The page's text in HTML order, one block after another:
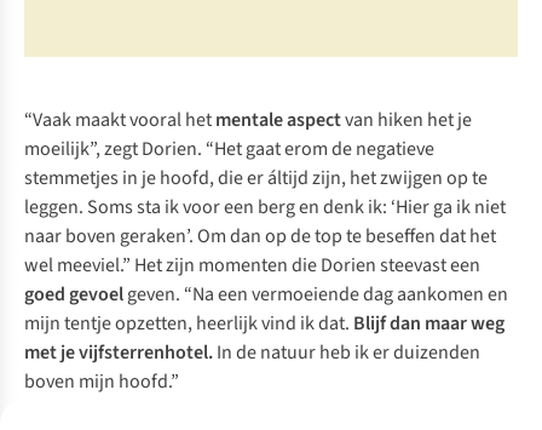
“Vaak maakt vooral hetmentale aspectvan hiken het je
moeilijk”, zegt Dorien. “Het gaat erom de negatieve
stemmetjes in je hoofd, die er áltijd zijn, het zwijgen op te
leggen. Soms sta ik voor een berg en denk ik: ‘Hier ga ik niet
naar boven geraken’. Om dan op de top te beseffen dat het
wel meeviel.” Het zijn momenten die Dorien steevast een
goed gevoelgeven. “Na een vermoeiende dag aankomen en
mijn tentje opzetten, heerlijk vind ik dat. Blijf dan maar weg
met je vijfsterrenhotel.In de natuur heb ik er duizenden
boven mijn hoofd.”